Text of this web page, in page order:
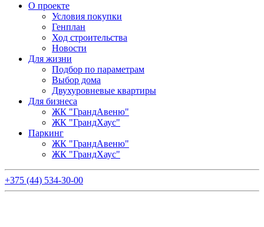
О проекте
Условия покупки
Генплан
Ход строительства
Новости
Для жизни
Подбор по параметрам
Выбор дома
Двухуровневые квартиры
Для бизнеса
ЖК "ГрандАвеню"
ЖК "ГрандХаус"
Паркинг
ЖК "ГрандАвеню"
ЖК "ГрандХаус"
+375 (44) 534-30-00